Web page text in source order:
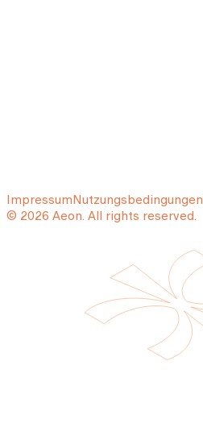
ImpressumNutzungsbedingungen
© 2026 Aeon. All rights reserved.